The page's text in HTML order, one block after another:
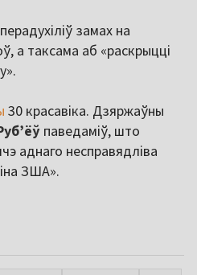
замах на
а таксама аб «раскрыцці
30 красавіка. Дзяржаўны
паведаміў, што
аднаго несправядліва
ЗША».